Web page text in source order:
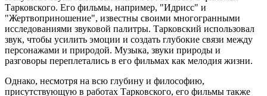
Тарковского. Его фильмы, например, "Идрисс" и
"Жертвоприношение", известны своими многогранными
исследованиями звуковой палитры. Тарковский использовал
звук, чтобы усилить эмоции и создать глубокие связи между
персонажами и природой. Музыка, звуки природы и
разговоры переплетались в его фильмах как мелодия жизни.
Однако, несмотря на всю глубину и философию,
присутствующую в работах Тарковского, его фильмы также